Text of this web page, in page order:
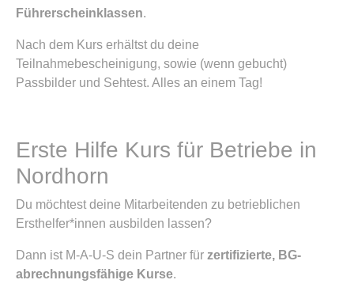
Führerscheinklassen.
Nach dem Kurs erhältst du deine
Teilnahmebescheinigung, sowie (wenn gebucht)
Passbilder und Sehtest. Alles an einem Tag!
Erste Hilfe Kurs für Betriebe in
Nordhorn
Du möchtest deine Mitarbeitenden zu betrieblichen
Ersthelfer*innen ausbilden lassen?
Dann ist M-A-U-S dein Partner für zertifizierte, BG-
abrechnungsfähige Kurse.